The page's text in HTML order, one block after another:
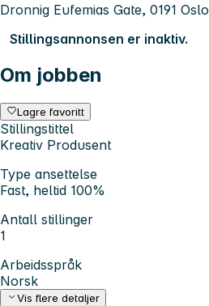
Dronnig Eufemias Gate, 0191 Oslo
Stillingsannonsen er inaktiv.
Om jobben
Lagre favoritt
Stillingstittel
Kreativ Produsent
Type ansettelse
Fast, heltid 100%
Antall stillinger
1
Arbeidsspråk
Norsk
Vis flere detaljer